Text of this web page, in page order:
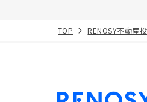
TOP RENOSY不動産